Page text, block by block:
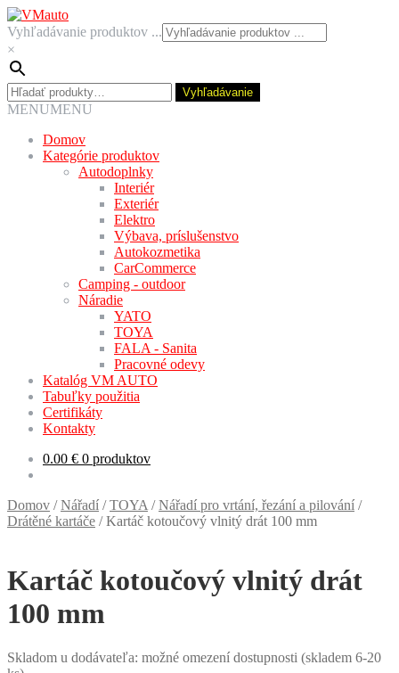
Preskočiť
na
navigáciu
Preskočiť
na
obsah
Vyhľadávanie produktov ...
×
Hľadať: Vyhľadávanie
MENUMENU
Domov
Kategórie produktov
Autodoplnky
Interiér
Exteriér
Elektro
Výbava, príslušenstvo
Autokozmetika
CarCommerce
Camping - outdoor
Náradie
YATO
TOYA
FALA - Sanita
Pracovné odevy
Katalóg VM AUTO
Tabuľky použitia
Certifikáty
Kontakty
0.00 € 0 produktov
Domov /Nářadí /TOYA /Nářadí pro vrtání, řezání a pilování /
Drátěné kartáče /Kartáč kotoučový vlnitý drát 100 mm
Kartáč kotoučový vlnitý drát
100 mm
Skladom u dodávateľa: možné omezení dostupnosti (skladem 6-20